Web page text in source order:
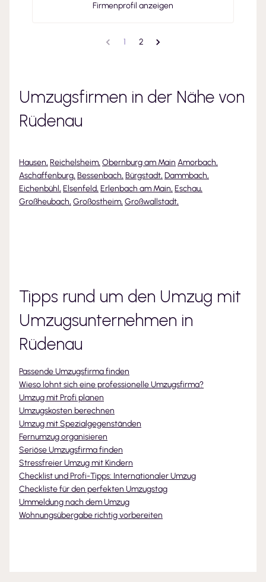
Firmenprofil anzeigen
1 2
Umzugsfirmen in der Nähe von
Rüdenau
Hausen, Reichelsheim, Obernburg am Main Amorbach,
Aschaffenburg, Bessenbach, Bürgstadt, Dammbach,
Eichenbühl, Elsenfeld, Erlenbach am Main, Eschau,
Großheubach, Großostheim, Großwallstadt,
Tipps rund um den Umzug mit
Umzugsunternehmen in
Rüdenau
Passende Umzugsfirma finden
Wieso lohnt sich eine professionelle Umzugsfirma?
Umzug mit Profi planen
Umzugskosten berechnen
Umzug mit Spezialgegenständen
Fernumzug organisieren
Seriöse Umzugsfirma finden
Stressfreier Umzug mit Kindern
Checklist und Profi-Tipps: Internationaler Umzug
Checkliste für den perfekten Umzugstag
Ummeldung nach dem Umzug
Wohnungsübergabe richtig vorbereiten